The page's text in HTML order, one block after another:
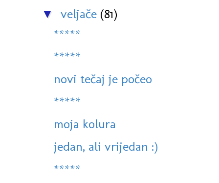
▼ veljače (81)
*****
*****
novi tečaj je počeo
*****
moja kolura
jedan, ali vrijedan :)
*****